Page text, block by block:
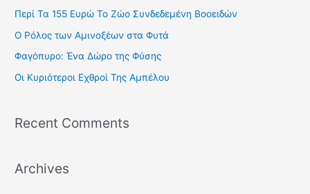
o
r
:
Περί Τα 155 Ευρώ Το Ζώο Συνδεδεμένη Βοοειδών
Ο Ρόλος των Αμινοξέων στα Φυτά
Φαγόπυρο: Ένα Δώρο της Φύσης
Οι Κυριότεροι Εχθροί Της Αμπέλου
Recent Comments
Archives